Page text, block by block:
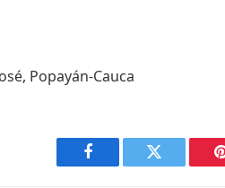
Popayán-Cauca
Facebook Twitter